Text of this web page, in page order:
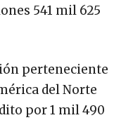
541 mil 625
perteneciente
del Norte
por 1 mil 490